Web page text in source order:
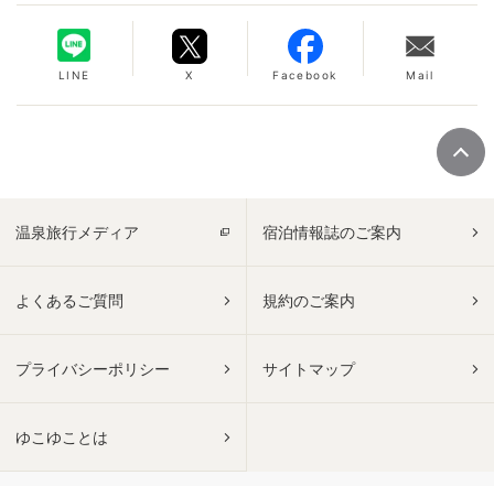
LINE X Facebook Mail
温泉旅行メディア 宿泊情報誌のご案内
よくあるご質問 規約のご案内
プライバシーポリシー サイトマップ
ゆこゆことは